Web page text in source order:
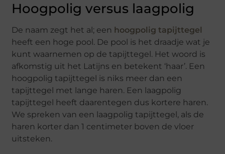
Hoogpolig versus laagpolig
De naam zegt het al; een hoogpolig tapijttegel
heeft een hoge pool. De pool is het draadje wat je
kunt waarnemen op de tapijttegel. Het woord is
afkomstig uit het Latijns en betekent ‘haar’. Een
hoogpolig tapijttegel is niks meer dan een
tapijttegel met lange haren. Een laagpolig
tapijttegel heeft daarentegen dus kortere haren.
We spreken van een laagpolig tapijttegel, als de
haren korter dan 1 centimeter boven de vloer
uitsteken.